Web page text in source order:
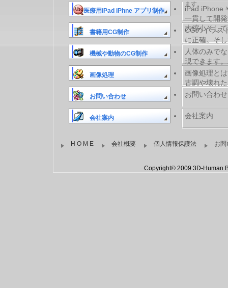
医療用iPad iPhne アプリ制作
書籍用CG制作
機械や動物のCG制作
画像処理
お問い合わせ
会社案内
ます。
iPad iPhone
一貫して開
大縮小そし
CGのイラス
に正確。そ
人体のみで
現できます
画像処理と
古調や壊れ
お問い合わせ
会社案内
H O M E 会社概要 個人情報保護法 お問
Copyright© 2009 3D-Human